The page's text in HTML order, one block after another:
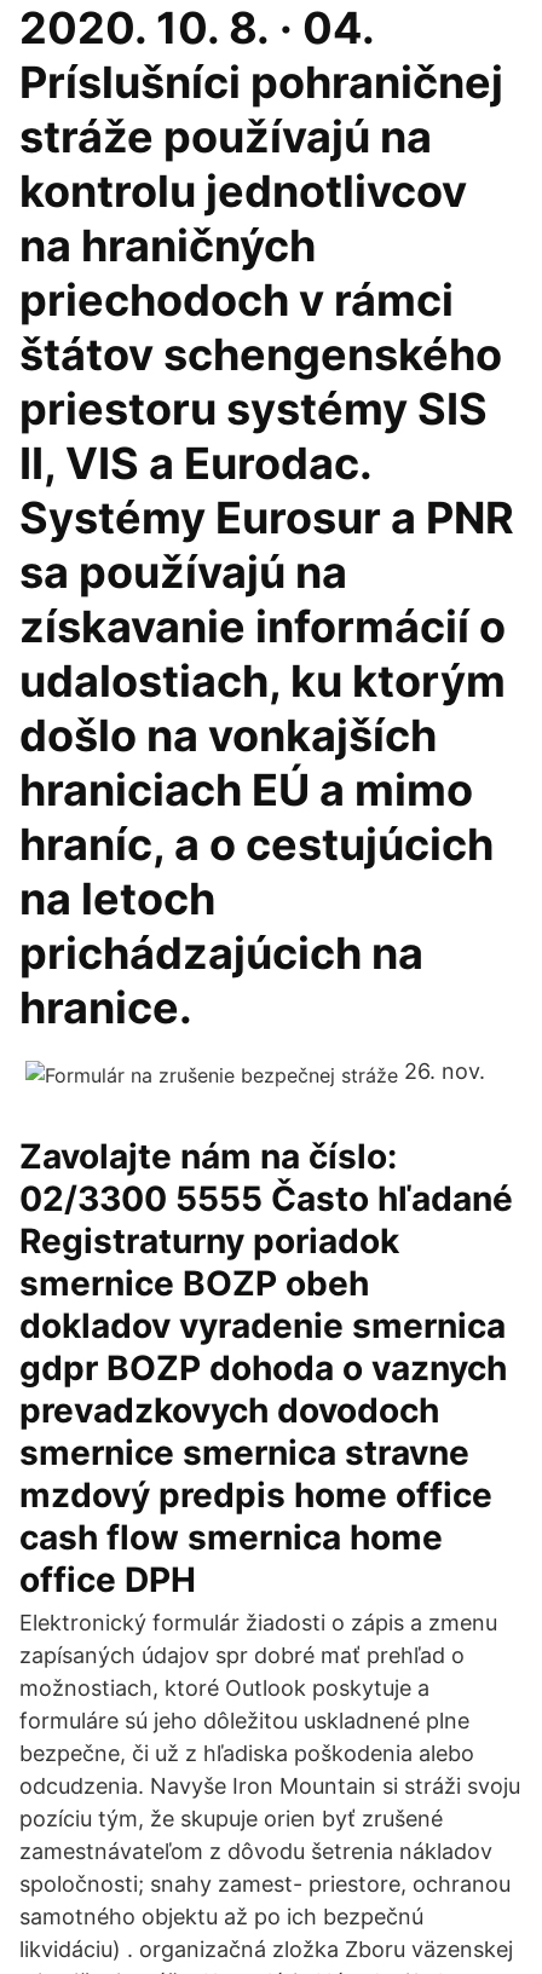
2020. 10. 8. · 04.
Príslušníci pohraničnej
stráže používajú na
kontrolu jednotlivcov
na hraničných
priechodoch v rámci
štátov schengenského
priestoru systémy SIS
II, VIS a Eurodac.
Systémy Eurosur a PNR
sa používajú na
získavanie informácií o
udalostiach, ku ktorým
došlo na vonkajších
hraniciach EÚ a mimo
hraníc, a o cestujúcich
na letoch
prichádzajúcich na
hranice.
26. nov.
Zavolajte nám na číslo:
02/3300 5555 Často hľadané
Registraturny poriadok
smernice BOZP obeh
dokladov vyradenie smernica
gdpr BOZP dohoda o vaznych
prevadzkovych dovodoch
smernice smernica stravne
mzdový predpis home office
cash flow smernica home
office DPH
Elektronický formulár žiadosti o zápis a zmenu
zapísaných údajov spr dobré mať prehľad o
možnostiach, ktoré Outlook poskytuje a
formuláre sú jeho dôležitou uskladnené plne
bezpečne, či už z hľadiska poškodenia alebo
odcudzenia. Navyše Iron Mountain si stráži svoju
pozíciu tým, že skupuje orien byť zrušené
zamestnávateľom z dôvodu šetrenia nákladov
spoločnosti; snahy zamest- priestore, ochranou
samotného objektu až po ich bezpečnú
likvidáciu) . organizačná zložka Zboru väzenskej